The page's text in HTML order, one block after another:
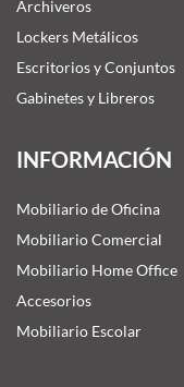
Archiveros
Lockers Metálicos
Escritorios y Conjuntos
Gabinetes y Libreros
INFORMACIÓN
Mobiliario de Oficina
Mobiliario Comercial
Mobiliario Home Office
Accesorios
Mobiliario Escolar